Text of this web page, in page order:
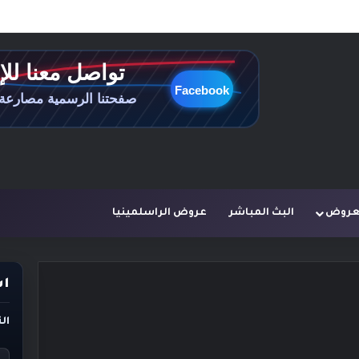
البث المباشر عروض الراسلمينيا